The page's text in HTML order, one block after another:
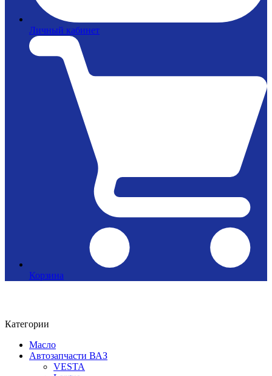
Личный кабинет
Корзина
Категории
Масло
Автозапчасти ВАЗ
VESTA